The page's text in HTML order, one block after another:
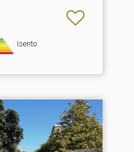
Isento